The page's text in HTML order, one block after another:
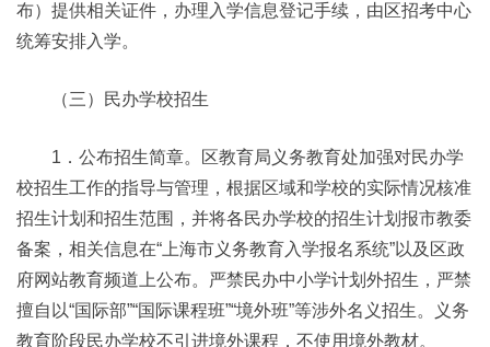
布）提供相关证件，办理入学信息登记手续，由区招考中心
统筹安排入学。
（三）民办学校招生
1．公布招生简章。区教育局义务教育处加强对民办学
校招生工作的指导与管理，根据区域和学校的实际情况核准
招生计划和招生范围，并将各民办学校的招生计划报市教委
备案，相关信息在“上海市义务教育入学报名系统”以及区政
府网站教育频道上公布。严禁民办中小学计划外招生，严禁
擅自以“国际部”“国际课程班”“境外班”等涉外名义招生。义务
教育阶段民办学校不引进境外课程，不使用境外教材。